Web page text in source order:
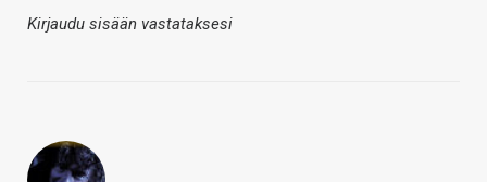
Kirjaudu sisään vastataksesi